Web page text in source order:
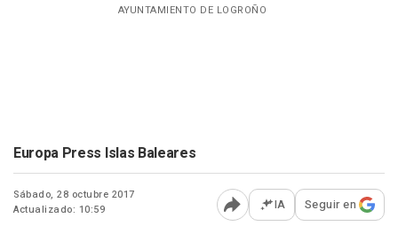
AYUNTAMIENTO DE LOGROÑO
Europa Press Islas Baleares
Sábado, 28 octubre 2017
Actualizado: 10:59
Abrir opciones para
IA Seguir en